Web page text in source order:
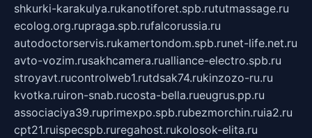
shkurki-karakulya.rukanotiforet.spb.rututmassage.ru
ecolog.org.rupraga.spb.rufalcorussia.ru
autodoctorservis.rukamertondom.spb.runet-life.net.ru
avto-vozim.rusakhcamera.rualliance-electro.spb.ru
stroyavt.rucontrolweb1.rutdsak74.rukinzozo-ru.ru
kvotka.ruiron-snab.rucosta-bella.rueugrus.pp.ru
associaciya39.ruprimexpo.spb.rubezmorchin.ruia2.ru
cpt21.ruispecspb.ruregahost.rukolosok-elita.ru